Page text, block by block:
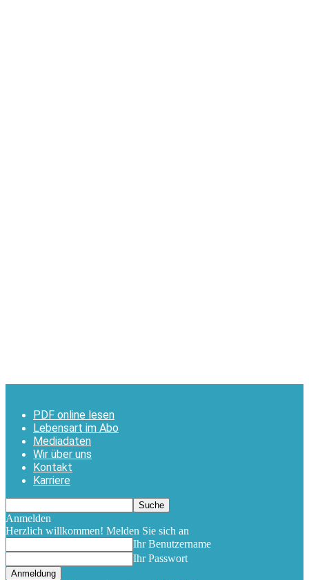
PDF online lesen
Lebensart im Abo
Mediadaten
Wir über uns
Kontakt
Karriere
Anmelden
Herzlich willkommen! Melden Sie sich an
Ihr Benutzername
Ihr Passwort